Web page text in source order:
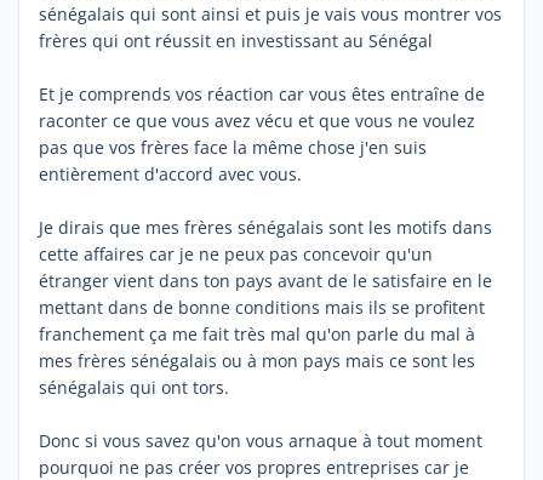
sénégalais qui sont ainsi et puis je vais vous montrer vos
frères qui ont réussit en investissant au Sénégal
Et je comprends vos réaction car vous êtes entraîne de
raconter ce que vous avez vécu et que vous ne voulez
pas que vos frères face la même chose j'en suis
entièrement d'accord avec vous.
Je dirais que mes frères sénégalais sont les motifs dans
cette affaires car je ne peux pas concevoir qu'un
étranger vient dans ton pays avant de le satisfaire en le
mettant dans de bonne conditions mais ils se profitent
franchement ça me fait très mal qu'on parle du mal à
mes frères sénégalais ou à mon pays mais ce sont les
sénégalais qui ont tors.
Donc si vous savez qu'on vous arnaque à tout moment
pourquoi ne pas créer vos propres entreprises car je